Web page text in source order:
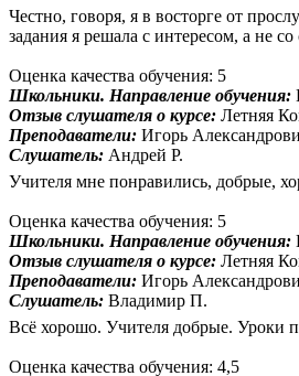
Честно, говоря, я в восторге от
задания я решала с интересом, а не
Оценка качества обучения: 5
Школьники. Направление обучения:
Отзыв слушателя о курсе: Летняя
Преподаватели: Игорь
Слушатель: Андрей Р.
Учителя мне понравились, добрые,
Оценка качества обучения: 5
Школьники. Направление обучения:
Отзыв слушателя о курсе: Летняя
Преподаватели: Игорь
Слушатель: Владимир П.
Всё хорошо. Учителя добрые. Уроки
Оценка качества обучения: 4,5